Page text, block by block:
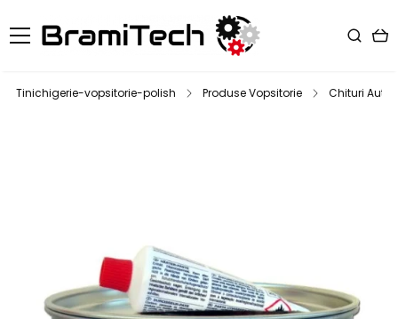
Tinichigerie-vopsitorie-polish Produse Vopsitorie Chituri Auto